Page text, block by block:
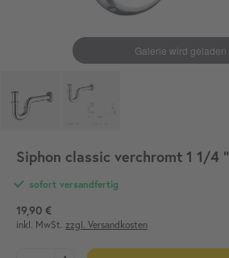
Siphon classic verchromt 1 1/4 "
sofort versandfertig
19,90 €
inkl. MwSt. zzgl. Versandkosten